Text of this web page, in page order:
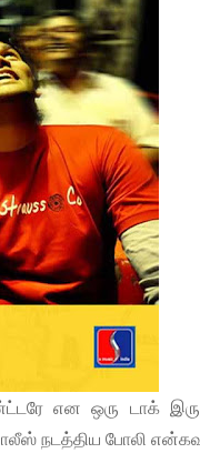
என ஒரு டாக்
நடத்திய போலி